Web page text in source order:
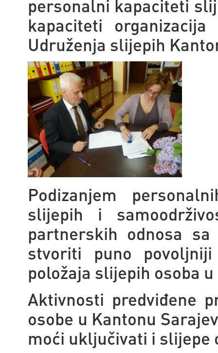
personalni kapaciteti
kapaciteti
Udruženja slijepih
Podizanjem
slijepih i
partnerskih odnosa
stvoriti puno
položaja slijepih osoba u
Aktivnosti predviđene
osobe u Kantonu
moći uključivati i slijepe